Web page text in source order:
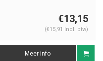
€13,15
(€15,91 Incl. btw)
Meer info